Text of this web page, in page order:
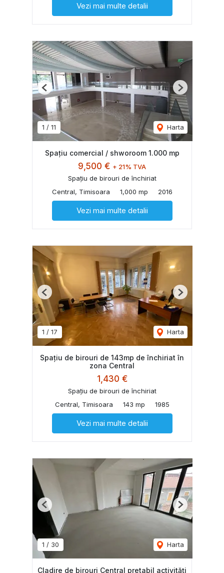
Vezi mai multe detalii
1 / 11 Harta
Previous Next
Spațiu comercial / shworoom 1.000 mp
9,500 € + 21% TVA
Spațiu de birouri de închiriat
Central, Timisoara
1,000 mp 2016
Vezi mai multe detalii
1 / 17 Harta
Previous Next
Spațiu de birouri de 143mp de închiriat în
zona Central
1,430 €
Spațiu de birouri de închiriat
Central, Timisoara
143 mp 1985
Vezi mai multe detalii
1 / 30 Harta
Previous Next
Cladire de birouri Central pretabil activități